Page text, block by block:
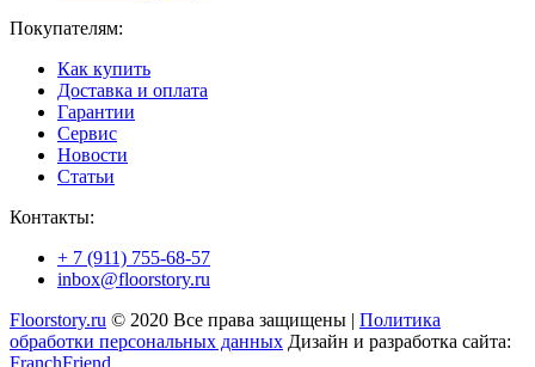
Покупателям:
Как купить
Доставка и оплата
Гарантии
Сервис
Новости
Статьи
Контакты:
+ 7 (911) 755-68-57
inbox@floorstory.ru
Floorstory.ru © 2020 Все права защищены | Политика
обработки персональных данных Дизайн и разработка сайта: